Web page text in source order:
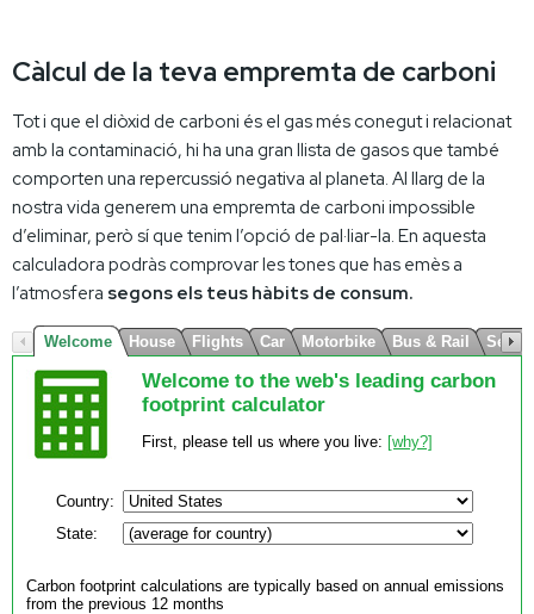
Càlcul de la teva empremta de carboni
Tot i que el diòxid de carboni és el gas més conegut i relacionat
amb la contaminació, hi ha una gran llista de gasos que també
comporten una repercussió negativa al planeta. Al llarg de la
nostra vida generem una empremta de carboni impossible
d’eliminar, però sí que tenim l’opció de pal·liar-la. En aquesta
calculadora podràs comprovar les tones que has emès a
l’atmosfera segons els teus hàbits de consum.